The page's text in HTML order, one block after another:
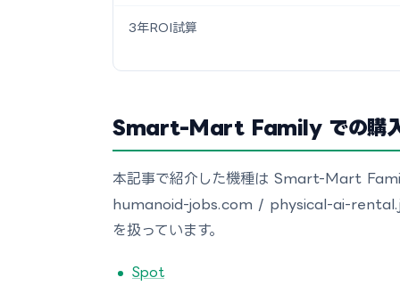
3年ROI試算
Smart-Mart Family での購入
本記事で紹介した機種は Smart-Mart
humanoid-jobs.com / physical-ai-rental.jp
を扱っています。
Spot